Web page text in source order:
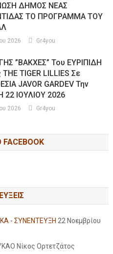
ΔΗΜΟΣ ΝΕΑΣ
ΤΟ ΠΡΟΓΡΑΜΜΑ ΤΟΥ
2026 Gr4you
”ΒΑΚΧΕΣ” Του ΕΥΡΙΠΙΔΗ
TIGER LILLIES Σε
JAVOR GARDEV Την
22 ΙΟΥΛΙΟΥ 2026
2026 Gr4you
- ΣΥΝΕΝΤΕΥΞΗ 22 Νοεμβρίου
Νίκος Ορτετζάτος